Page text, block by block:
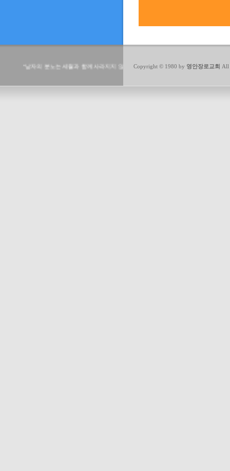
Copyright © 1980 by 영안장로교회 All
“남자의 분노는 세월과 함께 사라지지 않는다. 죽음만이 그것을 사라지게 할뿐이다. -